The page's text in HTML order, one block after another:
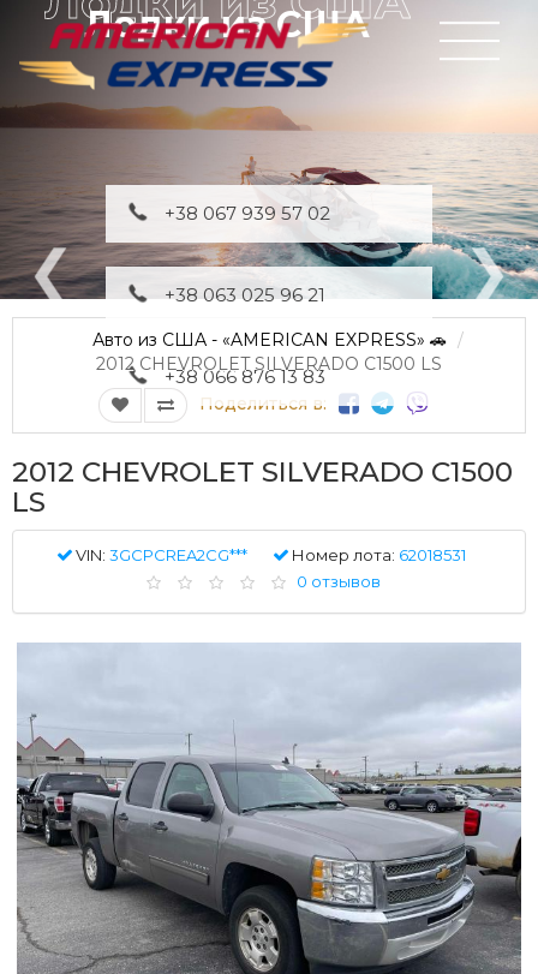
Лодки из США
+38 067 939 57 02
+38 063 025 96 21
+38 066 876 13 83
Авто из США - «AMERICAN EXPRESS» 🚗
2012 CHEVROLET SILVERADO C1500 LS
Поделиться в:
2012 CHEVROLET SILVERADO C1500
LS
VIN: 3GCPCREA2CG*** Номер лота: 62018531
0 отзывов